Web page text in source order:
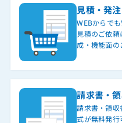
見積・発
WEBからで
見積のご依
成・機能面の
請求書・
請求書・領
式が無料発行